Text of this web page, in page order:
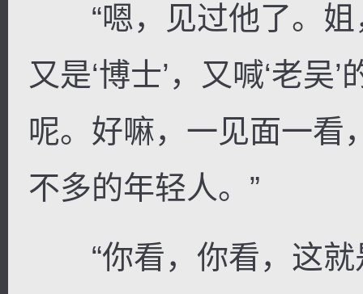
“嗯，见过他了。姐
又是‘博士’，又喊‘老吴
呢。好嘛，一见面一看
不多的年轻人。”
“你看，你看，这就